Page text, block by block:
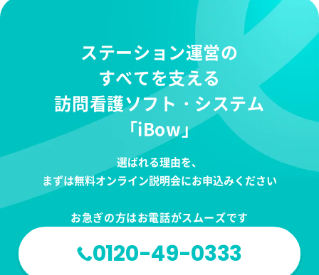
ステーション運営の
すべてを支える
訪問看護ソフト・システム
「iBow」
選ばれる理由を、
まずは無料オンライン説明会にお申込みください
お急ぎの方はお電話がスムーズです
0120-49-0333